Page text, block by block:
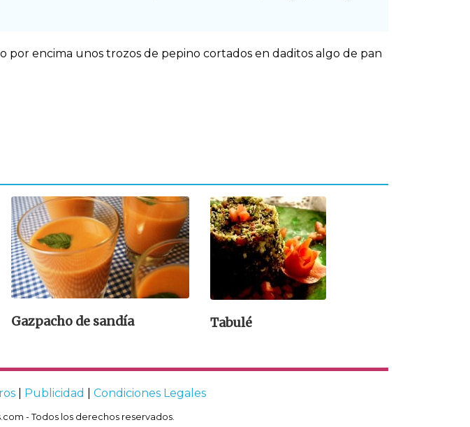
encima unos trozos de pepino cortados en daditos algo de pan
Gazpacho de sandía Tabulé
| Publicidad Condiciones Legales
- Todos los derechos reservados.